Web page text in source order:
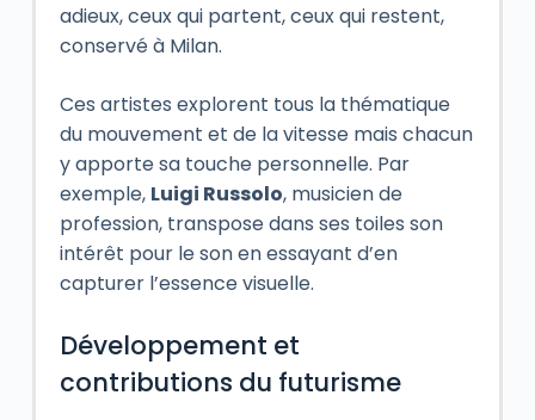
adieux, ceux qui partent, ceux qui restent,
conservé à Milan.
Ces artistes explorent tous la thématique
du mouvement et de la vitesse mais chacun
y apporte sa touche personnelle. Par
exemple, Luigi Russolo, musicien de
profession, transpose dans ses toiles son
intérêt pour le son en essayant d’en
capturer l’essence visuelle.
Développement et
contributions du futurisme